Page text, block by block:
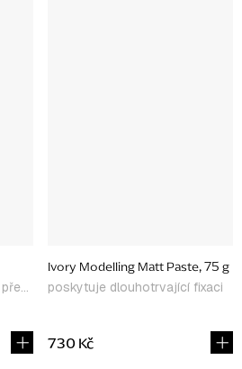
dodává pružnost a chrání před teplem
Ivory Modelling Matt Paste, 75 g
poskytuje dlouhotrvající fixaci
730 Kč